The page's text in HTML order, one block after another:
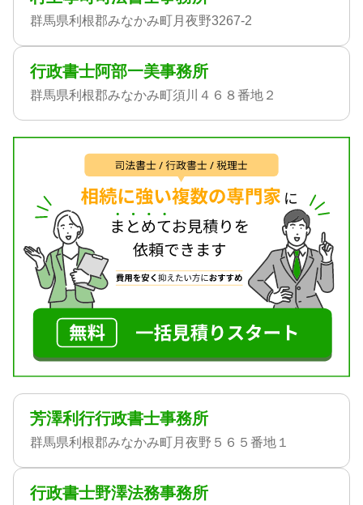
群馬県利根郡みなかみ町月夜野3267-2
行政書士阿部一美事務所
群馬県利根郡みなかみ町須川４６８番地２
芳澤利行行政書士事務所
群馬県利根郡みなかみ町月夜野５６５番地１
行政書士野澤法務事務所